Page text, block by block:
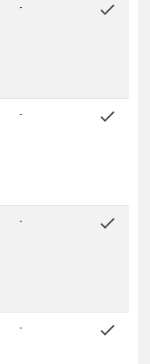
- done
- done
- done
- done